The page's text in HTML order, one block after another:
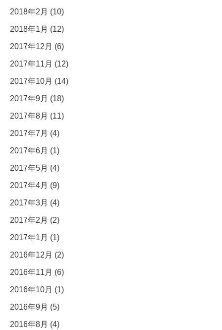
2018年2月 (10)
2018年1月 (12)
2017年12月 (6)
2017年11月 (12)
2017年10月 (14)
2017年9月 (18)
2017年8月 (11)
2017年7月 (4)
2017年6月 (1)
2017年5月 (4)
2017年4月 (9)
2017年3月 (4)
2017年2月 (2)
2017年1月 (1)
2016年12月 (2)
2016年11月 (6)
2016年10月 (1)
2016年9月 (5)
2016年8月 (4)